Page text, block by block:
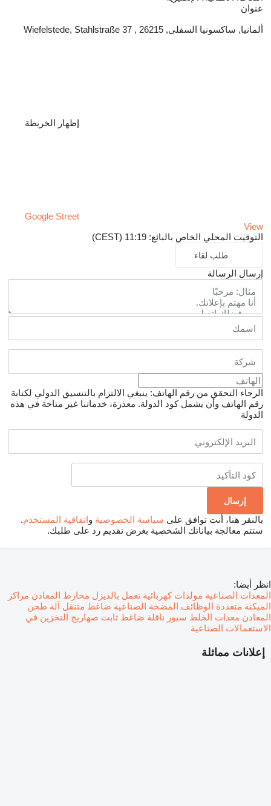
عنوان
ألمانيا, ساكسونيا السفلى, 26215 , Wiefelstede, Stahlstraße 37
إظهار الخريطة
Google Street
View
التوقيت المحلي الخاص بالبائع: 11:19 (CEST)
طلب لقاء
إرسال الرسالة
الرجاء التحقق من رقم الهاتف: ينبغي الالتزام بالتنسيق الدولي لكتابة
رقم الهاتف وأن يشمل كود الدولة. معذرة، خدماتنا غير متاحة في هذه
الدولة
بالنقر هنا، أنت توافق على سياسة الخصوصية واتفاقية المستخدم.
ستتم معالجة بياناتك الشخصية بغرض تقديم رد على طلبك.
إعلانات مماثلة
انظر أيضا:
المعدات الصناعية مولدات كهربائية تعمل بالديزل مخارط المعادن مراكز
الميكنة متعددة الوظائف المضخة الصناعية ضاغط متنقل آلة طحن
المعادن معدات الخلط سيور ناقلة ضاغط ثابت صهاريج التخزين في
الاستعمالات الصناعية